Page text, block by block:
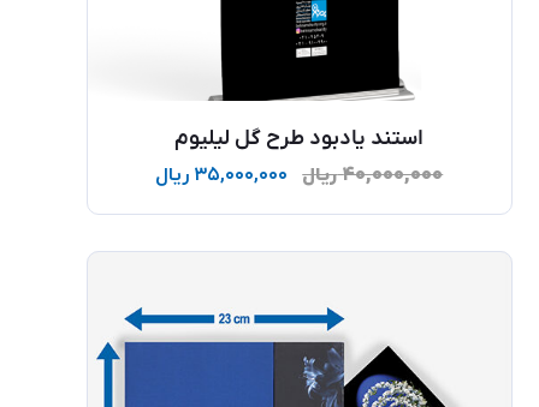
استند یادبود طرح گل لیلیوم
۴۰,۰۰۰,۰۰۰ ریال ۳۵,۰۰۰,۰۰۰ ریال